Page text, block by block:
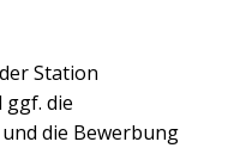
Station
die
die Bewerbung